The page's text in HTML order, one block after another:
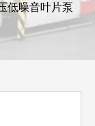
低噪音叶片泵